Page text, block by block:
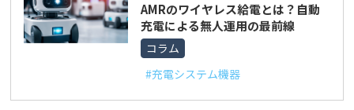
AMRのワイヤレス給電とは？自動
充電による無人運用の最前線
コラム
#充電システム機器